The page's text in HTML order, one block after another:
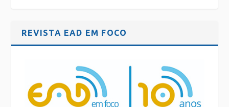
REVISTA EAD EM FOCO